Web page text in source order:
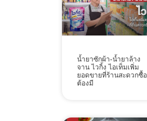
น้ำยาซักผ้า-น้ำยาล้าง
จาน ไวกิ้ง ไอเท็มเพิ่ม
ยอดขายที่ร้านสะดวกซื้อ
ต้องมี